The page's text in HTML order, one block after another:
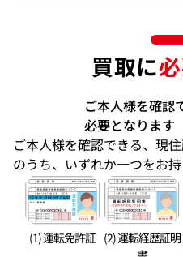
買取に
ご本人様を確認
必要となります
ご本人様を確認できる、現
のうち、いずれか一つをお持
(1) 運転免許証 (2) 運転経歴証明